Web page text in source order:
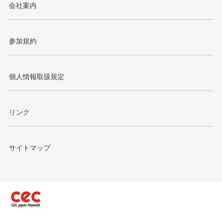
会社案内
参加規約
個人情報取扱規定
リンク
サイトマップ